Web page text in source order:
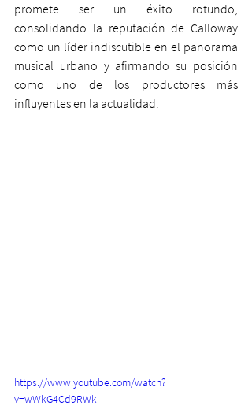
promete ser un éxito rotundo,
consolidando la reputación de Calloway
como un líder indiscutible en el panorama
musical urbano y afirmando su posición
como uno de los productores más
influyentes en la actualidad.
https://www.youtube.com/watch?
v=wWkG4Cd9RWk